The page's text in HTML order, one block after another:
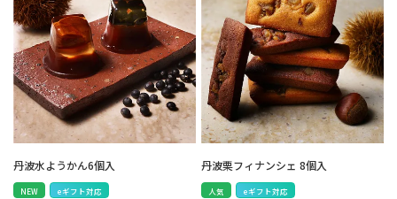
丹波水ようかん6個入
NEW eギフト対応
丹波栗フィナンシェ 8個入
人気 eギフト対応